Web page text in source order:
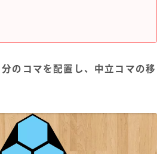
のコマを配置し、中立コマの移